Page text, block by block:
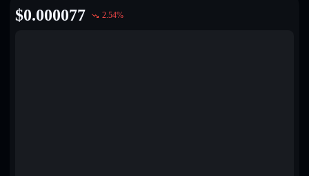
$0.000077 2.54%